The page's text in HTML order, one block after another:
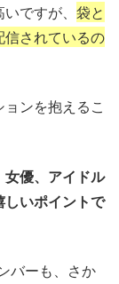
ですが、 袋と
信されているの
ンを抱えるこ
優、アイドル
いポイントで
バーも、さか